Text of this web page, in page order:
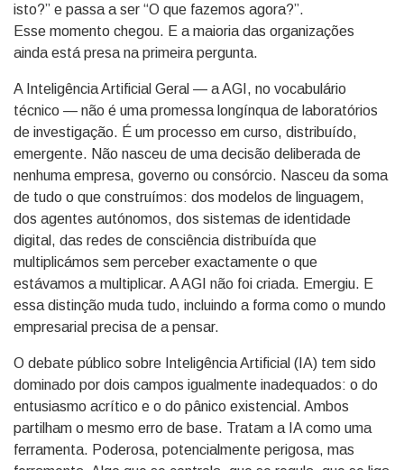
isto?” e passa a ser “O que fazemos agora?”.
Esse momento chegou. E a maioria das organizações
ainda está presa na primeira pergunta.
A Inteligência Artificial Geral — a AGI, no vocabulário
técnico — não é uma promessa longínqua de laboratórios
de investigação. É um processo em curso, distribuído,
emergente. Não nasceu de uma decisão deliberada de
nenhuma empresa, governo ou consórcio. Nasceu da soma
de tudo o que construímos: dos modelos de linguagem,
dos agentes autónomos, dos sistemas de identidade
digital, das redes de consciência distribuída que
multiplicámos sem perceber exactamente o que
estávamos a multiplicar. A AGI não foi criada. Emergiu. E
essa distinção muda tudo, incluindo a forma como o mundo
empresarial precisa de a pensar.
O debate público sobre Inteligência Artificial (IA) tem sido
dominado por dois campos igualmente inadequados: o do
entusiasmo acrítico e o do pânico existencial. Ambos
partilham o mesmo erro de base. Tratam a IA como uma
ferramenta. Poderosa, potencialmente perigosa, mas